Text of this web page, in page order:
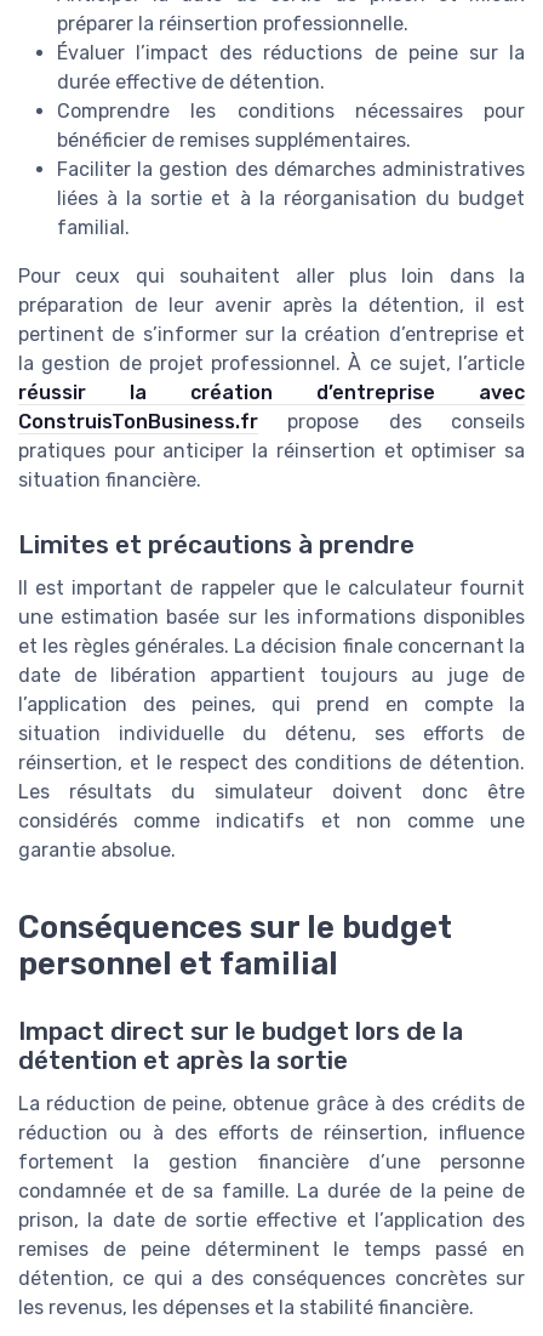
préparer la réinsertion professionnelle.
Évaluer l’impact des réductions de peine sur la
durée effective de détention.
Comprendre les conditions nécessaires pour
bénéficier de remises supplémentaires.
Faciliter la gestion des démarches administratives
liées à la sortie et à la réorganisation du budget
familial.
Pour ceux qui souhaitent aller plus loin dans la
préparation de leur avenir après la détention, il est
pertinent de s’informer sur la création d’entreprise et
la gestion de projet professionnel. À ce sujet, l’article
réussir la création d’entreprise avec
ConstruisTonBusiness.fr propose des conseils
pratiques pour anticiper la réinsertion et optimiser sa
situation financière.
Limites et précautions à prendre
Il est important de rappeler que le calculateur fournit
une estimation basée sur les informations disponibles
et les règles générales. La décision finale concernant la
date de libération appartient toujours au juge de
l’application des peines, qui prend en compte la
situation individuelle du détenu, ses efforts de
réinsertion, et le respect des conditions de détention.
Les résultats du simulateur doivent donc être
considérés comme indicatifs et non comme une
garantie absolue.
Conséquences sur le budget
personnel et familial
Impact direct sur le budget lors de la
détention et après la sortie
La réduction de peine, obtenue grâce à des crédits de
réduction ou à des efforts de réinsertion, influence
fortement la gestion financière d’une personne
condamnée et de sa famille. La durée de la peine de
prison, la date de sortie effective et l’application des
remises de peine déterminent le temps passé en
détention, ce qui a des conséquences concrètes sur
les revenus, les dépenses et la stabilité financière.